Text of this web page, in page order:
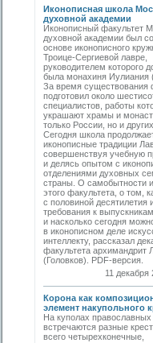
Иконописная школа
духовной академии
Иконописный факультет
духовной академии был
основе иконописного
Троице-Сергиевой лавре,
руководителем которого
была монахиня Иулиания
За время существования
подготовил около
специалистов, работы
украшают храмы и
только России, но и
Сегодня школа
иконописные традиции
совершенствуя учебную
и делясь опытом с
отделениями духовных
страны. О самобытности
этого факультета, о том,
с половиной десятилетия
требования к выпускникам
и насколько сегодня
в иконописном деле
интеллекту, рассказал
факультета архимандрит
(Головков). PDF-версия.
11 декабря
Корона как
элемент накупольного
На куполах
встречаются разные
всего четырехконечные,